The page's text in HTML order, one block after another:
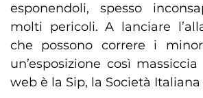
esponendoli, spesso
molti pericoli. A lanciare
che possono correre i
un’esposizione così
web è la Sip, la Società